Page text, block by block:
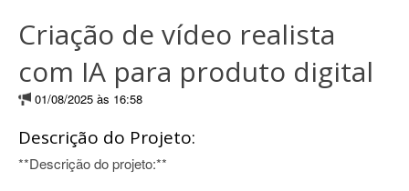
Criação de vídeo realista
com IA para produto digital
01/08/2025 às 16:58
Descrição do Projeto:
**Descrição do projeto:**